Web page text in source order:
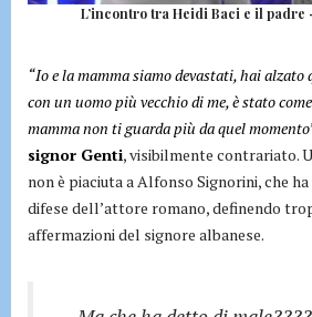
L’incontro tra Heidi Baci e il padre
“Io e la mamma siamo devastati, hai
con un uomo più vecchio di me, è stato
mamma non ti guarda più da quel
signor Genti, visibilmente contrariato.
non è piaciuta a Alfonso Signorini, che
difese dell’attore romano, definendo
affermazioni del signore albanese.